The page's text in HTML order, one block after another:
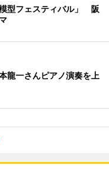
型フェスティバル」 阪
龍一さんピアノ演奏を上